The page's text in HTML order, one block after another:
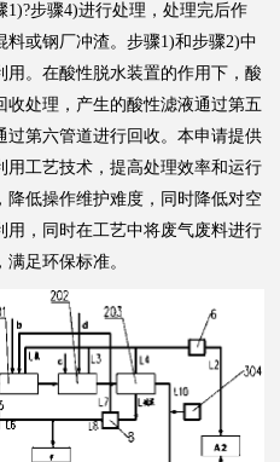
步骤4)进行处理，处理完后作
或钢厂冲渣。步骤1)和步骤2)中
。在酸性脱水装置的作用下，酸
处理，产生的酸性滤液通过第五
第六管道进行回收。本申请提供
用工艺技术，提高处理效率和运行
低操作维护难度，同时降低对空
，同时在工艺中将废气废料进行
足环保标准。